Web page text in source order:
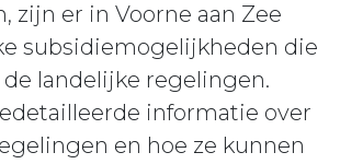
zijn er in Voorne aan Zee
subsidiemogelijkheden die
landelijke regelingen.
informatie over
en hoe ze kunnen